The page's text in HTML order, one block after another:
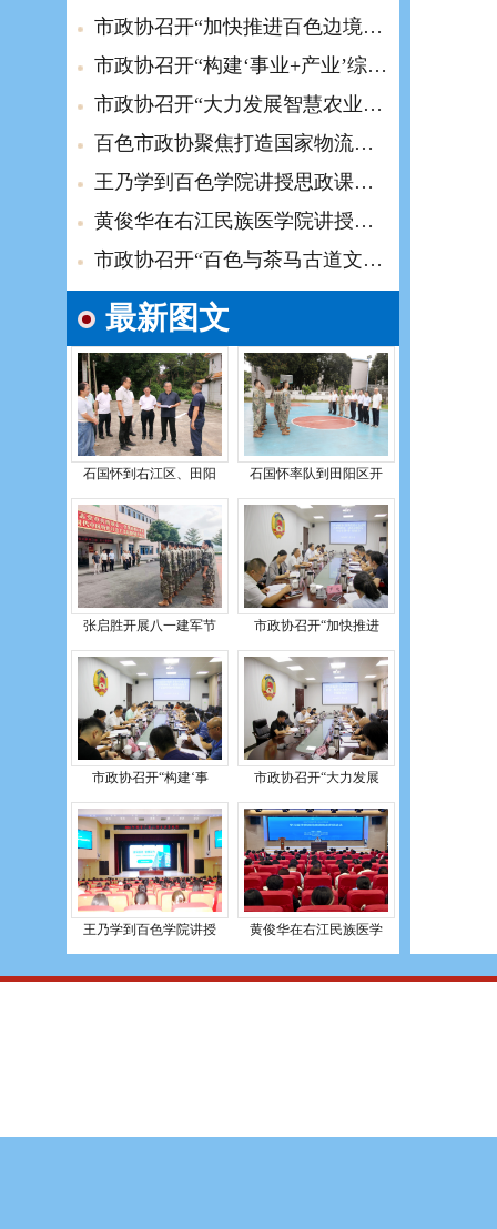
市政协召开“加快推进百色边境治理现代化，建设边疆稳定平安家园”对口协商会
市政协召开“构建‘事业+产业’综合养老服务体系，促进百色康养产业提档升级”界别协商会
市政协召开“大力发展智慧农业，赋能农业现代化”专题协商会
百色市政协聚焦打造国家物流枢纽议政建言
王乃学到百色学院讲授思政课时强调 乘势而上 在推进中国式现代化中贡献青年力量
黄俊华在右江民族医学院讲授思政课时强调 践行育人使命 推动铸牢中华民族共同体意识走深走实
市政协召开“百色与茶马古道文化研究”专题座谈会
最新图文
石国怀到右江区、田阳 石国怀率队到田阳区开
张启胜开展八一建军节 市政协召开“加快推进
市政协召开“构建‘事 市政协召开“大力发展
王乃学到百色学院讲授 黄俊华在右江民族医学